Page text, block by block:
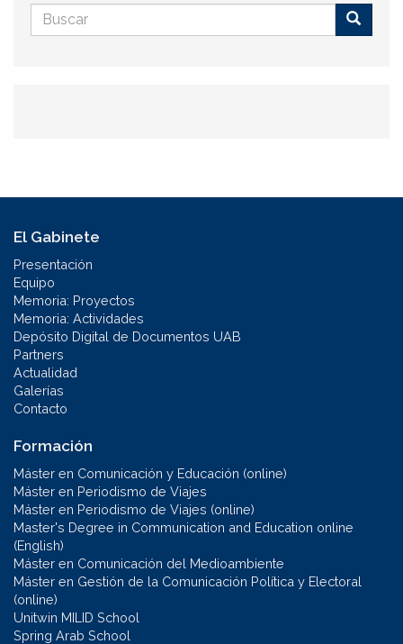
Formulario
de
El Gabinete
Presentación
Equipo
Memoria: Proyectos
Memoria: Actividades
Depósito Digital de Documentos UAB
Partners
Actualidad
Galerías
Contacto
Formación
Máster en Comunicación y Educación (online)
Máster en Periodismo de Viajes
Máster en Periodismo de Viajes (online)
Master's Degree in Communication and Education online
(English)
Máster en Comunicación del Medioambiente
Máster en Gestión de la Comunicación Política y Electoral
(online)
Unitwin MILID School
Spring Arab School